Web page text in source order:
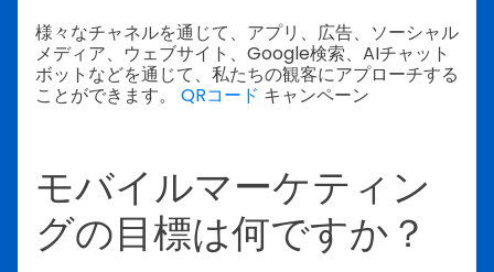
様々なチャネルを通じて、アプリ、広告、ソーシャル
メディア、ウェブサイト、Google検索、AIチャット
ボットなどを通じて、私たちの観客にアプローチする
ことができます。 QRコード キャンペーン
モバイルマーケティン
グの目標は何ですか？